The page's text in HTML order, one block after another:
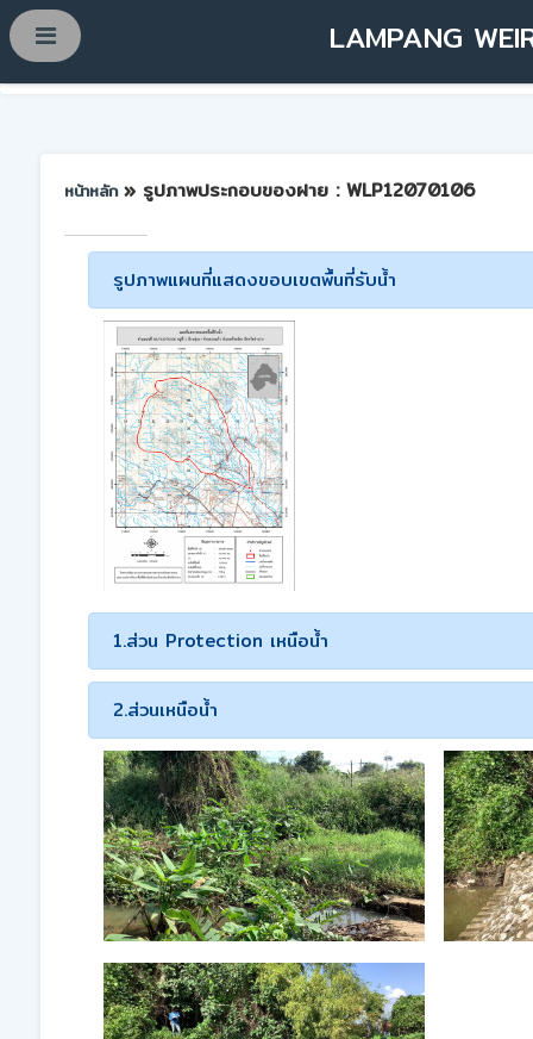
LAMPANG
หน้าหลัก » รูปภาพประกอบของฝาย : WLP12070106
รูปภาพแผนที่แสดงขอบเขตพื้นที่รับน้ำ
1.ส่วน Protection เหนือน้ำ
2.ส่วนเหนือน้ำ